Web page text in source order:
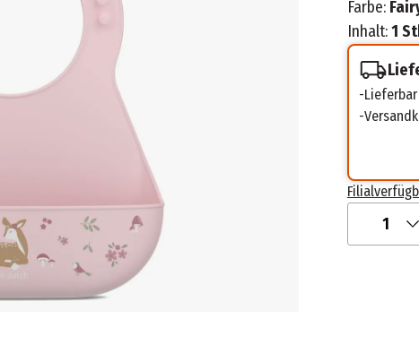
Farbe:
Inhalt:1
1